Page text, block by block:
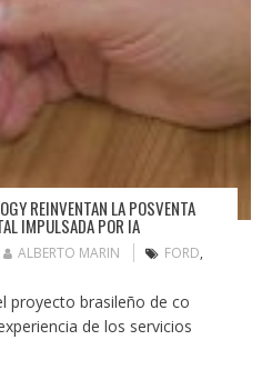
REINVENTAN LA POSVENTA
IMPULSADA POR IA
ALBERTO MARIN FORD,
proyecto brasileño de co
de los servicios